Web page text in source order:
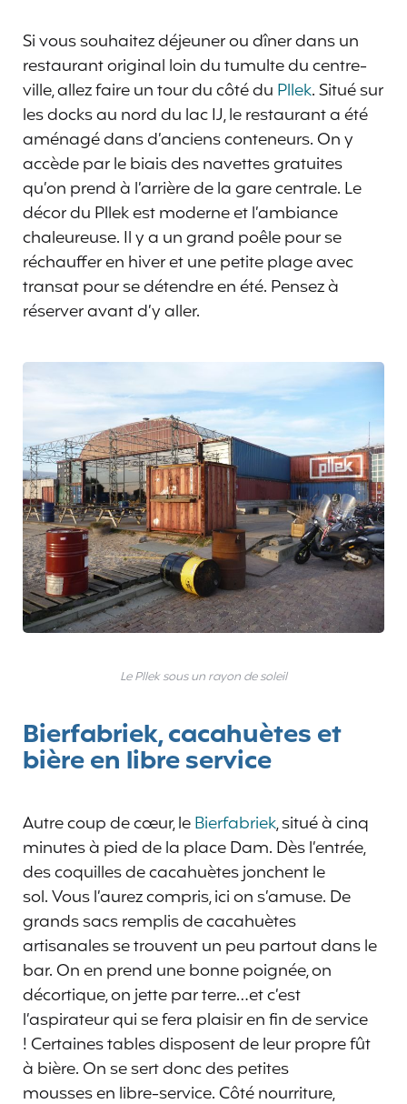
Si vous souhaitez déjeuner ou dîner dans un
restaurant original loin du tumulte du centre-
ville, allez faire un tour du côté du Pllek. Situé sur
les docks au nord du lac IJ, le restaurant a été
aménagé dans d’anciens conteneurs. On y
accède par le biais des navettes gratuites
qu’on prend à l’arrière de la gare centrale. Le
décor du Pllek est moderne et l’ambiance
chaleureuse. Il y a un grand poêle pour se
réchauffer en hiver et une petite plage avec
transat pour se détendre en été. Pensez à
réserver avant d’y aller.
Le Pllek sous un rayon de soleil
Bierfabriek, cacahuètes et
bière en libre service
Autre coup de cœur, leBierfabriek, situé à cinq
minutes à pied de la place Dam. Dès l’entrée,
des coquilles de cacahuètes jonchent le
sol. Vous l’aurez compris, ici on s’amuse. De
grands sacs remplis de cacahuètes
artisanales se trouvent un peu partout dans le
bar. On en prend une bonne poignée, on
décortique, on jette par terre…et c’est
l’aspirateur qui se fera plaisir en fin de service
! Certaines tables disposent de leur propre fût
à bière. On se sert donc des petites
mousses en libre-service. Côté nourriture,